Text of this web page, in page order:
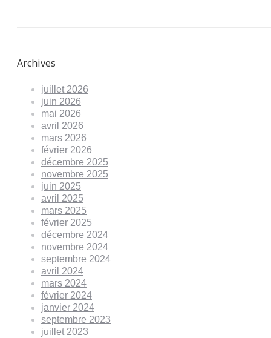
Archives
juillet 2026
juin 2026
mai 2026
avril 2026
mars 2026
février 2026
décembre 2025
novembre 2025
juin 2025
avril 2025
mars 2025
février 2025
décembre 2024
novembre 2024
septembre 2024
avril 2024
mars 2024
février 2024
janvier 2024
septembre 2023
juillet 2023